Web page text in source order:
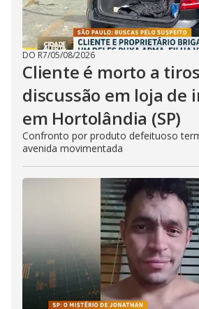
DO R7/05/08/2026
Cliente é morto a
discussão em loja de
em Hortolândia (SP)
Confronto por produto defeituoso
avenida movimentada